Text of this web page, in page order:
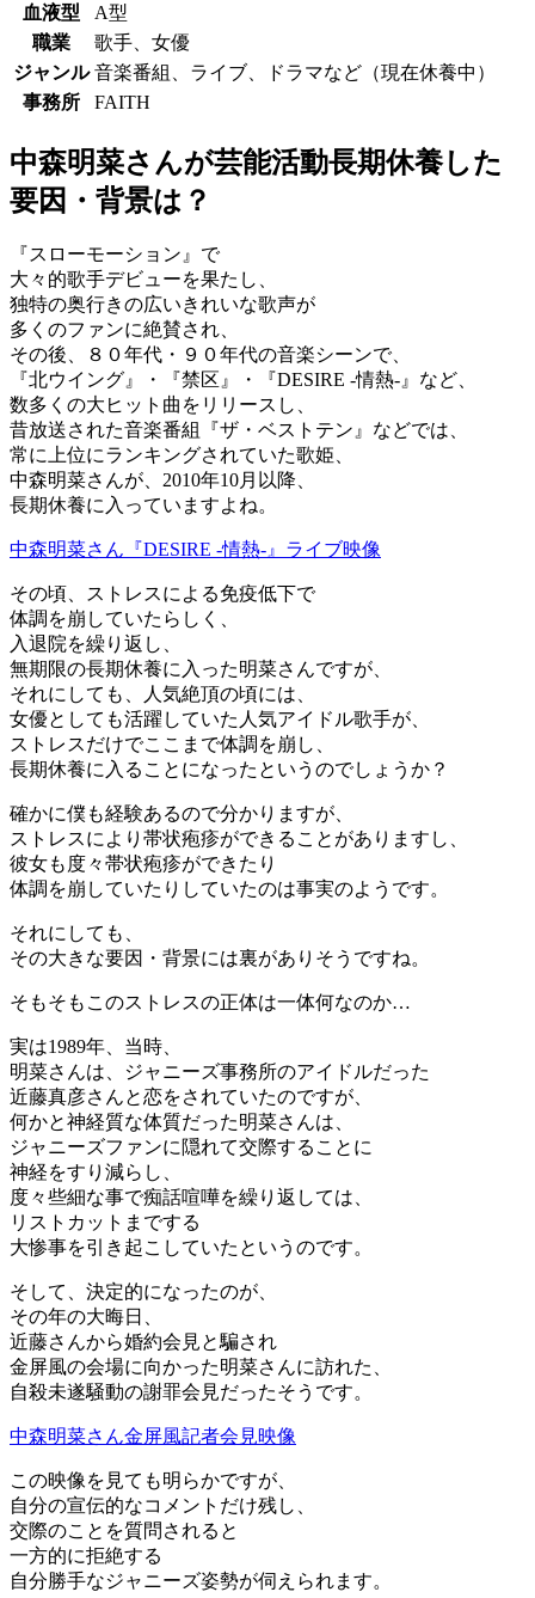
血液型
A型
職業
歌手、女優
ジャンル 音楽番組、ライブ、ドラマなど（現在休養中）
事務所
FAITH
中森明菜さんが芸能活動長期休養した
要因・背景は？
『スローモーション』で
大々的歌手デビューを果たし、
独特の奥行きの広いきれいな歌声が
多くのファンに絶賛され、
その後、８０年代・９０年代の音楽シーンで、
『北ウイング』・『禁区』・『DESIRE -情熱-』など、
数多くの大ヒット曲をリリースし、
昔放送された音楽番組『ザ・ベストテン』などでは、
常に上位にランキングされていた歌姫、
中森明菜さんが、2010年10月以降、
長期休養に入っていますよね。
中森明菜さん『DESIRE -情熱-』ライブ映像
その頃、ストレスによる免疫低下で
体調を崩していたらしく、
入退院を繰り返し、
無期限の長期休養に入った明菜さんですが、
それにしても、人気絶頂の頃には、
女優としても活躍していた人気アイドル歌手が、
ストレスだけでここまで体調を崩し、
長期休養に入ることになったというのでしょうか？
確かに僕も経験あるので分かりますが、
ストレスにより帯状疱疹ができることがありますし、
彼女も度々帯状疱疹ができたり
体調を崩していたりしていたのは事実のようです。
それにしても、
その大きな要因・背景には裏がありそうですね。
そもそもこのストレスの正体は一体何なのか…
実は1989年、当時、
明菜さんは、ジャニーズ事務所のアイドルだった
近藤真彦さんと恋をされていたのですが、
何かと神経質な体質だった明菜さんは、
ジャニーズファンに隠れて交際することに
神経をすり減らし、
度々些細な事で痴話喧嘩を繰り返しては、
リストカットまでする
大惨事を引き起こしていたというのです。
そして、決定的になったのが、
その年の大晦日、
近藤さんから婚約会見と騙され
金屏風の会場に向かった明菜さんに訪れた、
自殺未遂騒動の謝罪会見だったそうです。
中森明菜さん金屏風記者会見映像
この映像を見ても明らかですが、
自分の宣伝的なコメントだけ残し、
交際のことを質問されると
一方的に拒絶する
自分勝手なジャニーズ姿勢が伺えられます。